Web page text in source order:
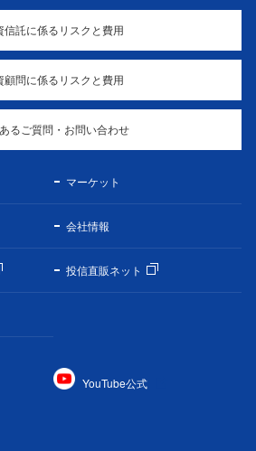
信託に係るリスクと費用
顧問に係るリスクと費用
るご質問・お問い合わせ
マーケット
会社情報
投信直販ネット
YouTube公式